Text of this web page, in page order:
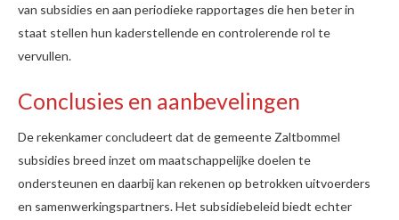
van subsidies en aan periodieke rapportages die hen beter in
staat stellen hun kaderstellende en controlerende rol te
vervullen.
Conclusies en aanbevelingen
De rekenkamer concludeert dat de gemeente Zaltbommel
subsidies breed inzet om maatschappelijke doelen te
ondersteunen en daarbij kan rekenen op betrokken uitvoerders
en samenwerkingspartners. Het subsidiebeleid biedt echter